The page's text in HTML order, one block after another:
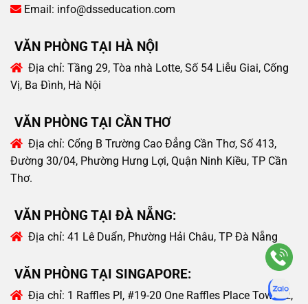
Email: info@dsseducation.com
VĂN PHÒNG TẠI HÀ NỘI
Địa chỉ: Tầng 29, Tòa nhà Lotte, Số 54 Liễu Giai, Cống
Vị, Ba Đình, Hà Nội
VĂN PHÒNG TẠI CẦN THƠ
Địa chỉ: Cổng B Trường Cao Đẳng Cần Thơ, Số 413,
Đường 30/04, Phường Hưng Lợi, Quận Ninh Kiều, TP Cần
Thơ.
VĂN PHÒNG TẠI ĐÀ NẴNG:
Địa chỉ: 41 Lê Duẩn, Phường Hải Châu, TP Đà Nẵng
VĂN PHÒNG TẠI SINGAPORE:
Địa chỉ: 1 Raffles Pl, #19-20 One Raffles Place Tower 2,